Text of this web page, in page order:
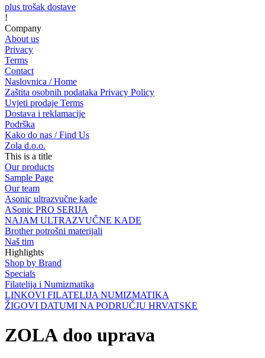
plus trošak dostave
!
Company
About us
Privacy
Terms
Contact
Naslovnica / Home
Zaštita osobnih podataka Privacy Policy
Uvjeti prodaje Terms
Dostava i reklamacije
Podrška
Kako do nas / Find Us
Zola d.o.o.
This is a title
Our products
Sample Page
Our team
Asonic ultrazvučne kade
ASonic PRO SERIJA
NAJAM ULTRAZVUČNE KADE
Brother potrošni materijali
Naš tim
Highlights
Shop by Brand
Specials
Filatelija i Numizmatika
LINKOVI FILATELIJA NUMIZMATIKA
ŽIGOVI DATUMI NA PODRUČJU HRVATSKE
ZOLA doo uprava